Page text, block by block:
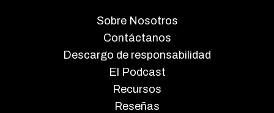
Sobre Nosotros
Contáctanos
Descargo de responsabilidad
El Podcast
Recursos
Reseñas